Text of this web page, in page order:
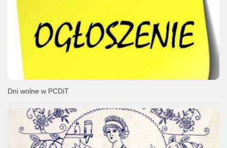
Dni wolne w PCDiT